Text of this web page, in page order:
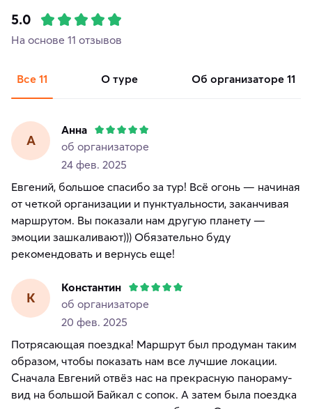
5.0
На основе 11 отзывов
Все 11 о туре об организаторе 11
А
Анна
об организаторе
24 фев. 2025
Евгений, большое спасибо за тур! Всё огонь — начиная
от четкой организации и пунктуальности, заканчивая
маршрутом. Вы показали нам другую планету —
эмоции зашкаливают))) Обязательно буду
рекомендовать и вернусь еще!
К
Константин
об организаторе
20 фев. 2025
Потрясающая поездка! Маршрут был продуман таким
образом, чтобы показать нам все лучшие локации.
Сначала Евгений отвёз нас на прекрасную панораму-
вид на большой Байкал с сопок. А затем была поездка